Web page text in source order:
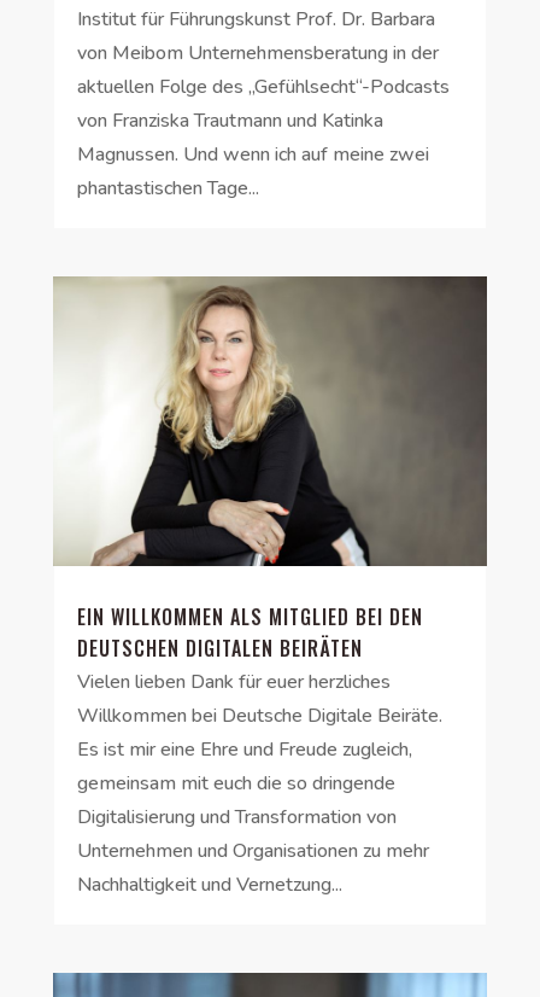
Institut für Führungskunst Prof. Dr. Barbara
von Meibom Unternehmensberatung in der
aktuellen Folge des „Gefühlsecht“-Podcasts
von Franziska Trautmann und Katinka
Magnussen. Und wenn ich auf meine zwei
phantastischen Tage...
EIN WILLKOMMEN ALS MITGLIED BEI DEN
DEUTSCHEN DIGITALEN BEIRÄTEN
Vielen lieben Dank für euer herzliches
Willkommen bei Deutsche Digitale Beiräte.
Es ist mir eine Ehre und Freude zugleich,
gemeinsam mit euch die so dringende
Digitalisierung und Transformation von
Unternehmen und Organisationen zu mehr
Nachhaltigkeit und Vernetzung...